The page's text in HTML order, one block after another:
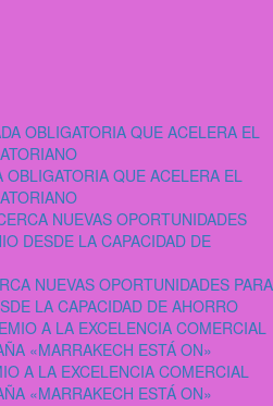
QUE ACELERA EL
NUEVAS OPORTUNIDADES PARA
LA CAPACIDAD DE AHORRO
A LA EXCELENCIA COMERCIAL
«MARRAKECH ESTÁ ON»